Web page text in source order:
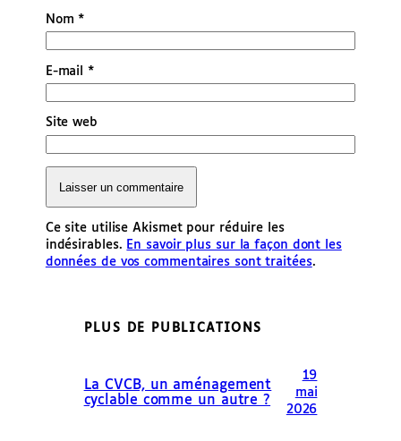
Nom*
E-mail*
Site web
Ce site utilise Akismet pour réduire les
indésirables. En savoir plus sur la façon dont les
données de vos commentaires sont traitées.
PLUS DE PUBLICATIONS
La CVCB, un aménagement
cyclable comme un autre ?
19
mai
2026